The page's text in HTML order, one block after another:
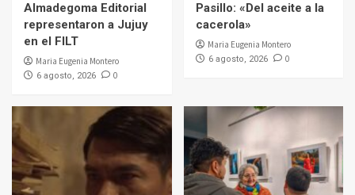
Almadegoma Editorial
representaron a Jujuy
en el FILT
Maria Eugenia Montero
6 agosto, 2026 0
Pasillo: «Del aceite a la
cacerola»
Maria Eugenia Montero
6 agosto, 2026 0